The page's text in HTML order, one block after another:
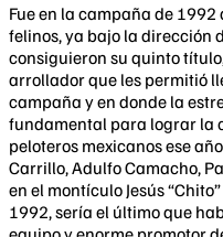
Fue en la campaña de
felinos, ya bajo la dirección
consiguieron su quinto
arrollador que les permitió
campaña y en donde la
fundamental para lograr la
peloteros mexicanos ese
Carrillo, Adulfo Camacho,
en el montículo Jesús
1992, sería el último que